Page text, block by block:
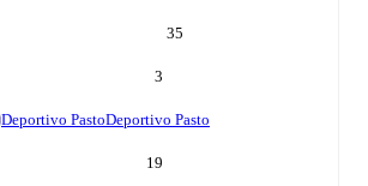
35
3
Deportivo PastoDeportivo Pasto
19